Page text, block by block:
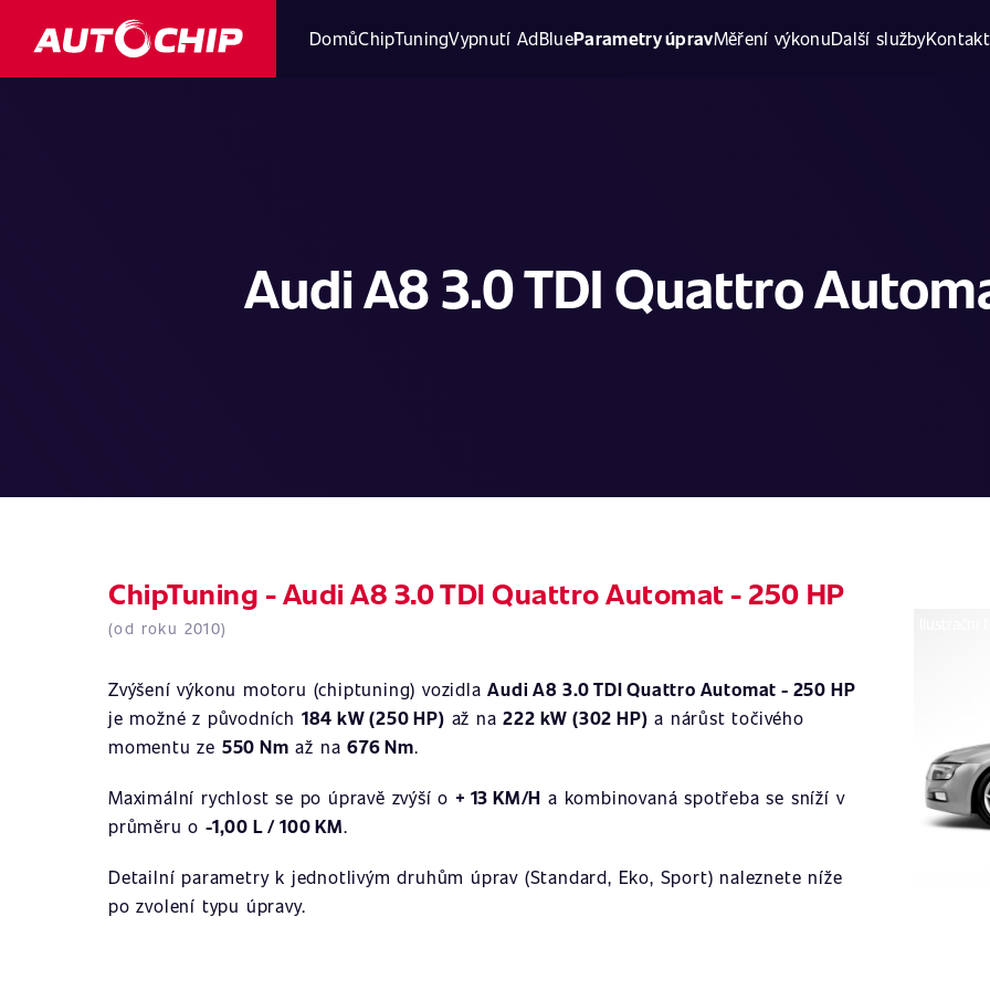
DomůChipTuningVypnutí AdBlueParametry úpravMěření výkonuDalší službyKontakt
Audi A8 3.0 TDI Quattro
ChipTuning - Audi A8 3.0 TDI Quattro Automat - 250 HP
(od roku 2010)
Zvýšení výkonu motoru (chiptuning) vozidlaAudi A8 3.0 TDI Quattro Automat - 250 HP
je možné z původních 184 kW (250 HP) až na222 kW (302 HP) a nárůst točivého
momentu ze 550 Nm až na676 Nm.
Maximální rychlost se po úpravě zvýší o + 13 KM/H a kombinovaná spotřeba se sníží v
průměru o-1,00 L / 100 KM.
Detailní parametry k jednotlivým druhům úprav (Standard, Eko, Sport) naleznete níže
po zvolení typu úpravy.